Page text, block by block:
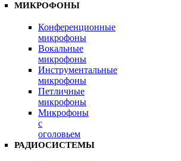
МИКРОФОНЫ
Конференционные
микрофоны
Вокальные
микрофоны
Инструментальные
микрофоны
Петличные
микрофоны
Микрофоны
с
оголовьем
РАДИОСИСТЕМЫ